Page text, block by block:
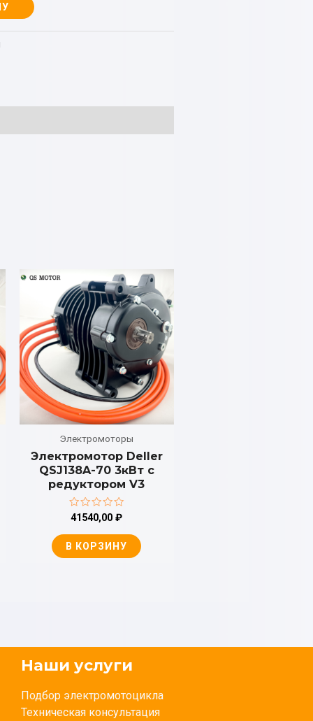
Электромоторы
Электромотор Deller
QSJ138A-70 3кВт с
редуктором V3
Оценка
из
5
41540,00₽
В КОРЗИНУ
Наши услуги
Подбор электромотоцикла
Техническая консультация